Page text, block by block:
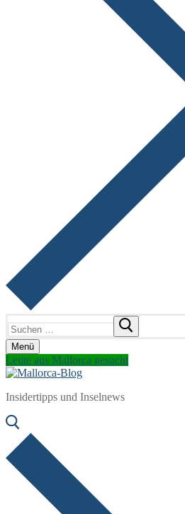
nach:
Menü
Leute aus Mallorca gesucht
Insidertipps und Inselnews